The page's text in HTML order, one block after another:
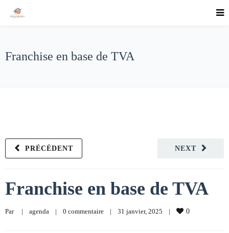
Franchise en base de TVA
NEXT
PRÉCÉDENT
Franchise en base de TVA
Par | agenda | 0 commentaire | 31 janvier, 2025 | 0